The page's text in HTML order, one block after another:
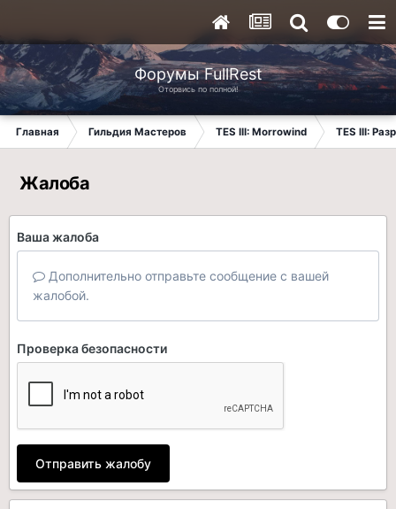
Форумы FullRest
Оторвись по полной!
Главная Гильдия Мастеров TES III: Morrowind TES III:
Жалоба
Ваша жалоба
Дополнительно отправьте сообщение с вашей
жалобой.
Проверка безопасности
Отправить жалобу